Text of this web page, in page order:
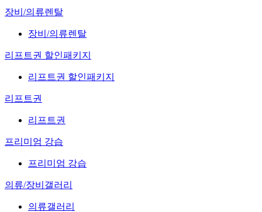
장비/의류렌탈
장비/의류렌탈
리프트권 할인패키지
리프트권 할인패키지
리프트권
리프트권
프리미엄 강습
프리미엄 강습
의류/장비갤러리
의류갤러리